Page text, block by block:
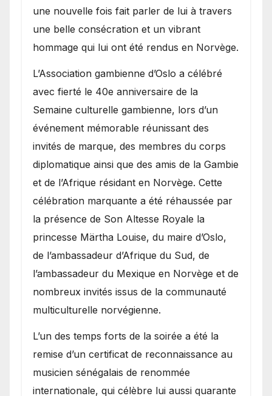
une nouvelle fois fait parler de lui à travers
une belle consécration et un vibrant
hommage qui lui ont été rendus en Norvège.
​L’Association gambienne d’Oslo a célébré
avec fierté le 40e anniversaire de la
Semaine culturelle gambienne, lors d’un
événement mémorable réunissant des
invités de marque, des membres du corps
diplomatique ainsi que des amis de la Gambie
et de l’Afrique résidant en Norvège. Cette
célébration marquante a été réhaussée par
la présence de Son Altesse Royale la
princesse Märtha Louise, du maire d’Oslo,
de l’ambassadeur d’Afrique du Sud, de
l’ambassadeur du Mexique en Norvège et de
nombreux invités issus de la communauté
multiculturelle norvégienne.
​L’un des temps forts de la soirée a été la
remise d’un certificat de reconnaissance au
musicien sénégalais de renommée
internationale, qui célèbre lui aussi quarante